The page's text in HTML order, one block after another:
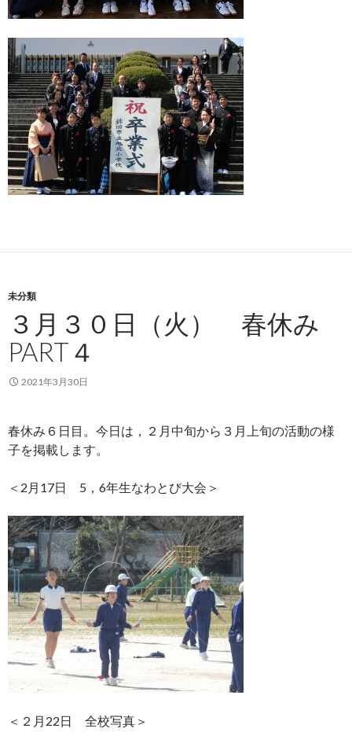
未分類
３月３０日（火） 春休み
PART４
2021年3月30日
春休み６日目。今日は，２月中旬から３月上旬の活動の様
子を掲載します。
＜2月17日 5，6年生なわとび大会＞
＜２月22日 全校写真＞